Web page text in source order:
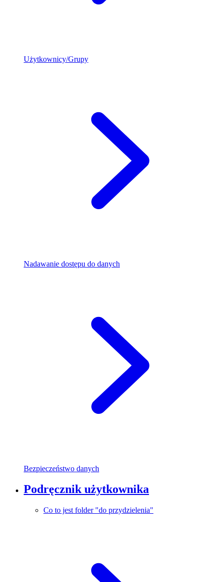
Użytkownicy/Grupy
Nadawanie dostępu do danych
Bezpieczeństwo danych
Podręcznik użytkownika
Co to jest folder "do przydzielenia"